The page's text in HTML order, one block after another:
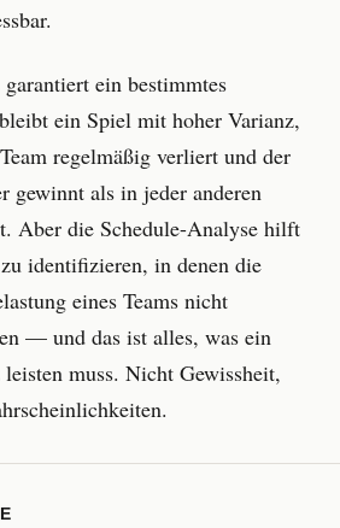
ein bestimmtes
ein Spiel mit hoher Varianz,
regelmäßig verliert und der
gewinnt als in jeder anderen
Aber die Schedule-Analyse hilft
identifizieren, in denen die
eines Teams nicht
— und das ist alles, was ein
muss. Nicht Gewissheit,